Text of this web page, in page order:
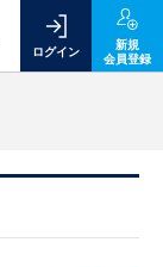
ログイン
新規
会員登録